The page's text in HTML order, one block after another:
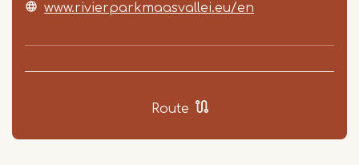
www.rivierparkmaasvallei.eu/en
Route